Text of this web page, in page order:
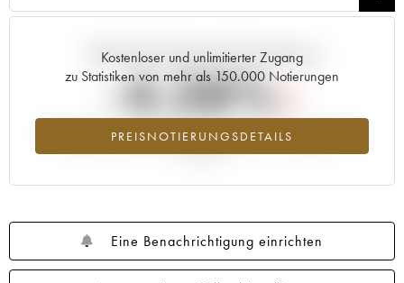
Kostenloser und unlimitierter Zugang
zu Statistiken von mehr als 150.000 Notierungen
PREISNOTIERUNGSDETAILS
Aktuelle Entwicklung der Preisnotierung
-4.38%
Preisabfall des Jahrgangs 2008 im Jahr 2026 im Vergleich zum
Eine Benachrichtigung einrichten